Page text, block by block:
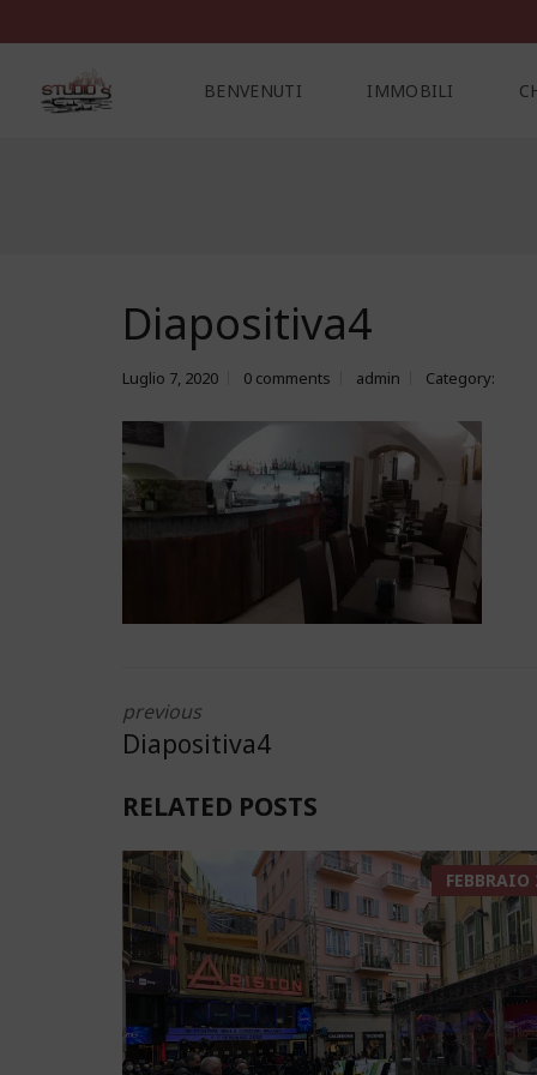
BENVENUTI IMMOBILI
Diapositiva4
Luglio 7, 2020 0 comments admin Category:
previous
Diapositiva4
RELATED POSTS
FEBBRAIO